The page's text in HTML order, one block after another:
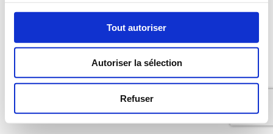
Tout autoriser
Autoriser la sélection
Refuser